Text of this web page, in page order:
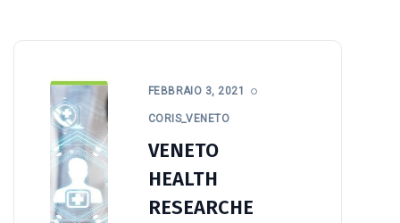
FEBBRAIO 3, 2021
CORIS_VENETO
VENETO
HEALTH
RESEARCHE